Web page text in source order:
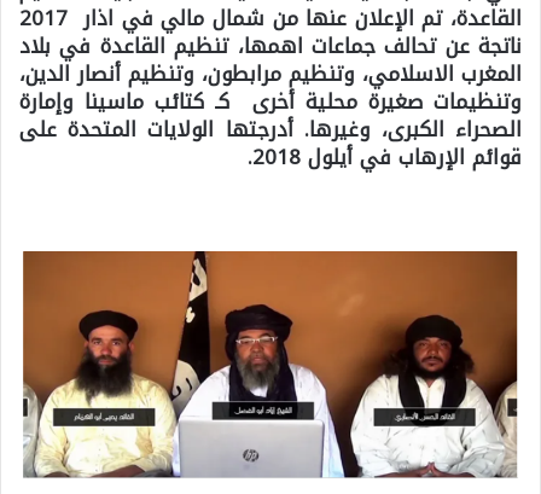
القاعدة، تم الإعلان عنها من شمال مالي في اذار 2017
ناتجة عن تحالف جماعات اهمها، تنظيم القاعدة في بلاد
المغرب الاسلامي، وتنظيم مرابطون، وتنظيم أنصار الدين،
وتنظيمات صغيرة محلية أخرى كـ كتائب ماسينا وإمارة
الصحراء الكبرى، وغيرها. أدرجتها الولايات المتحدة على
قوائم الإرهاب في أيلول 2018.